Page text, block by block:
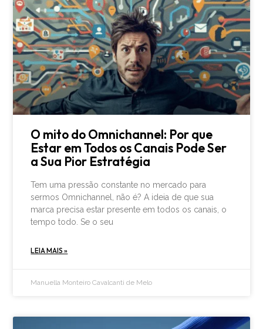
O mito do Omnichannel: Por que
Estar em Todos os Canais Pode Ser
a Sua Pior Estratégia
Tem uma pressão constante no mercado para
sermos Omnichannel, não é? A ideia de que sua
marca precisa estar presente em todos os canais, o
tempo todo. Se o seu
LEIA MAIS »
Manuella Monteiro Cavalcanti de Melo